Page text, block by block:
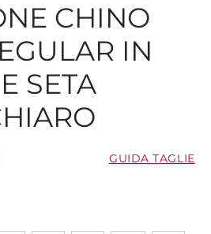
CHINO
IN
SETA
GUIDA TAGLIE